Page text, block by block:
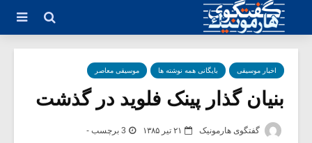
اخبار موسیقی بایگانی همه نوشته ها موسیقی معاصر
بنیان گذار پینک فلوید در گذشت
گفتگوی هارمونیک ۲۱ تیر ۱۳۸۵ 3 برچسب -